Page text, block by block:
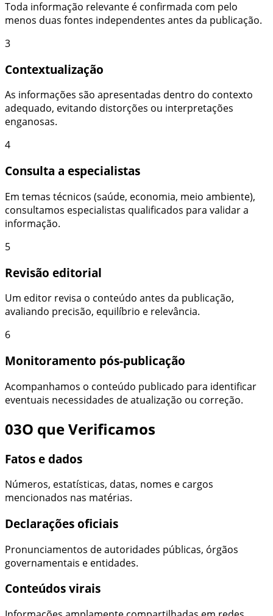
Toda informação relevante é confirmada com pelo
menos duas fontes independentes antes da publicação.
3
Contextualização
As informações são apresentadas dentro do contexto
adequado, evitando distorções ou interpretações
enganosas.
4
Consulta a especialistas
Em temas técnicos (saúde, economia, meio ambiente),
consultamos especialistas qualificados para validar a
informação.
5
Revisão editorial
Um editor revisa o conteúdo antes da publicação,
avaliando precisão, equilíbrio e relevância.
6
Monitoramento pós-publicação
Acompanhamos o conteúdo publicado para identificar
eventuais necessidades de atualização ou correção.
03O que Verificamos
Fatos e dados
Números, estatísticas, datas, nomes e cargos
mencionados nas matérias.
Declarações oficiais
Pronunciamentos de autoridades públicas, órgãos
governamentais e entidades.
Conteúdos virais